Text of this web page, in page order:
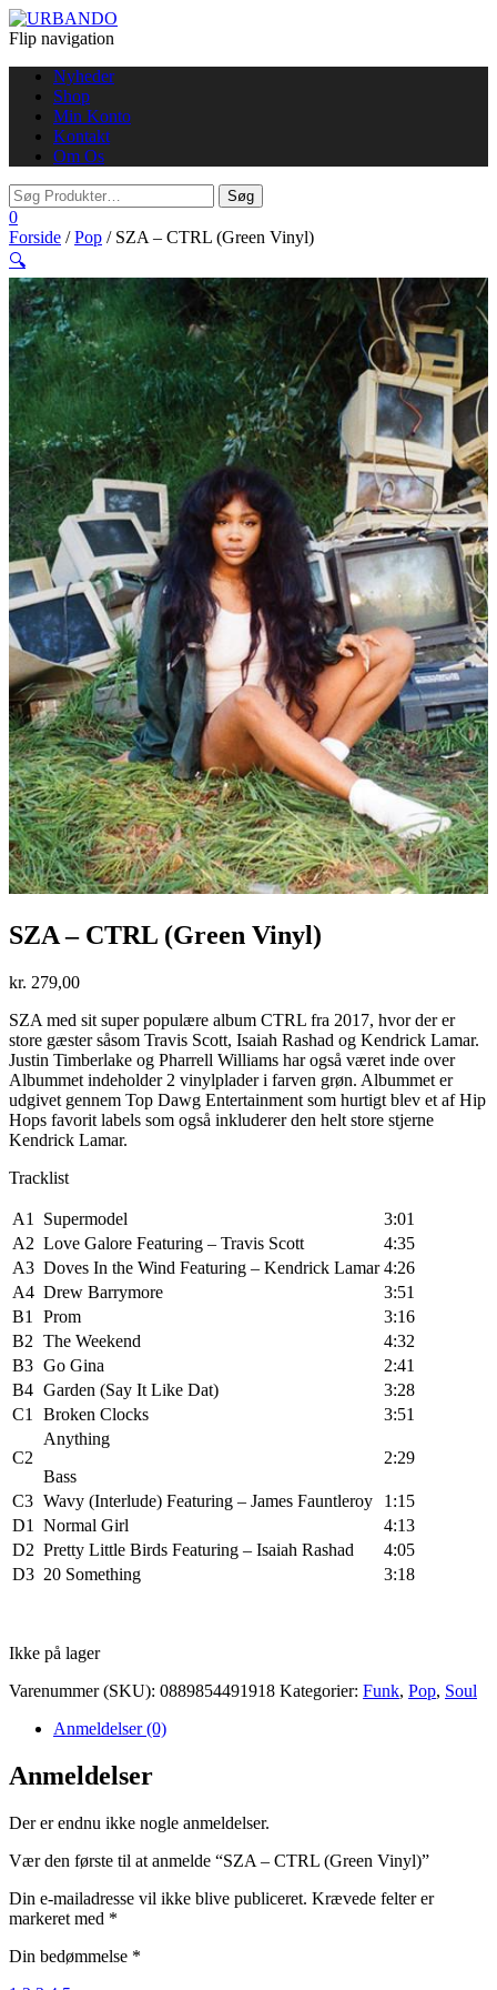
Flip navigation
Nyheder
Shop
Min Konto
Kontakt
Om Os
0
Forside /Pop / SZA – CTRL (Green Vinyl)
🔍
SZA – CTRL (Green Vinyl)
kr. 279,00
SZA med sit super populære album CTRL fra 2017, hvor der er
store gæster såsom Travis Scott, Isaiah Rashad og Kendrick Lamar.
Justin Timberlake og Pharrell Williams har også været inde over
Albummet indeholder 2 vinylplader i farven grøn. Albummet er
udgivet gennem Top Dawg Entertainment som hurtigt blev et af Hip
Hops favorit labels som også inkluderer den helt store stjerne
Kendrick Lamar.
Tracklist
A1 Supermodel
3:01
A2 Love Galore Featuring – Travis Scott
4:35
A3 Doves In the Wind Featuring – Kendrick Lamar 4:26
A4 Drew Barrymore
3:51
B1
Prom
3:16
B2 The Weekend
4:32
B3 Go Gina
2:41
B4 Garden (Say It Like Dat)
3:28
C1
Broken Clocks 3:51
C2
Anything
Bass
2:29
C3 Wavy (Interlude) Featuring – James Fauntleroy
1:15
D1
Normal Girl
4:13
D2 Pretty Little Birds Featuring – Isaiah Rashad
4:05
D3 20 Something 3:18
Ikke på lager
Varenummer (SKU): 0889854491918 Kategorier: Funk, Pop, Soul
Anmeldelser (0)
Anmeldelser
Der er endnu ikke nogle anmeldelser.
Vær den første til at anmelde “SZA – CTRL (Green Vinyl)”
Din e-mailadresse vil ikke blive publiceret. Krævede felter er
markeret med *
Din bedømmelse *